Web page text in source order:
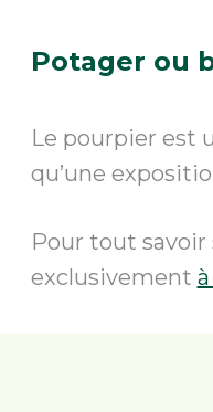
Potager ou
Le pourpier est
qu’une
Pour tout savoir
exclusivement